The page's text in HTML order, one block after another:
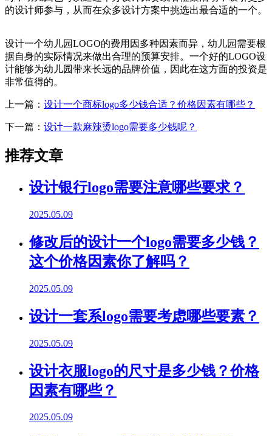
的设计师参与，从而在众多设计方案中挑选出最合适的一个。
设计一个幼儿园LOGO的费用因多种因素而异，幼儿园需要根
据自身的实际情况来做出合理的预算安排。一个好的LOGO设
计能够为幼儿园带来长远的品牌价值，因此在这方面的投资是
非常值得的。
上一篇： 设计一个商标logo多少钱合适？价格因素有哪些？
下一篇： 设计一款麻辣烫logo需要多少钱呢？
推荐文章
设计银行logo需要注意哪些要求？
2025.05.09
修改后的设计一个logo需要多少钱？
这个价格因素你了解吗？
2025.05.09
设计一套系logo需要考虑哪些要素？
2025.05.09
设计衣服logo的尺寸是多少钱？价格
因素有哪些？
2025.05.09